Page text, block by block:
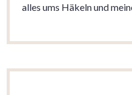
alles ums Häkeln und